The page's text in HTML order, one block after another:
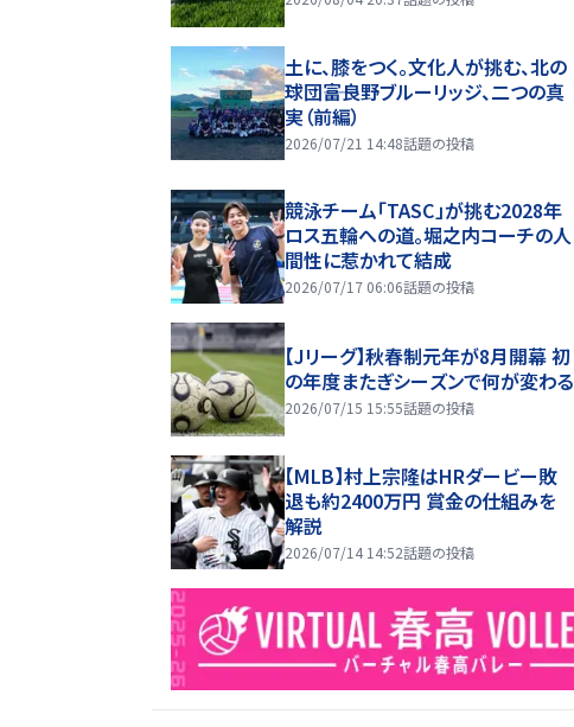
土に、膝をつく。文化人が挑む、北の
球団――富良野ブルーリッジ、二つの真
実（前編）
2026/07/21 14:48話題の投稿
競泳チーム「TASC」が挑む2028年
ロス五輪への道。堀之内コーチの人
間性に惹かれて結成
2026/07/17 06:06話題の投稿
【Jリーグ】秋春制元年が8月開幕 初
の年度またぎシーズンで何が変わる
2026/07/15 15:55話題の投稿
【MLB】村上宗隆はHRダービー敗
退も約2400万円 賞金の仕組みを
解説
2026/07/14 14:52話題の投稿